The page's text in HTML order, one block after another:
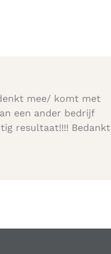
mee/ komt met
een ander bedrijf
resultaat!!!! Bedankt